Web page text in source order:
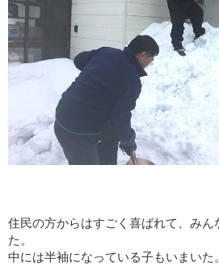
住民の方からはすごく喜ばれて、みん
た。
中には半袖になっている子もいまいた。